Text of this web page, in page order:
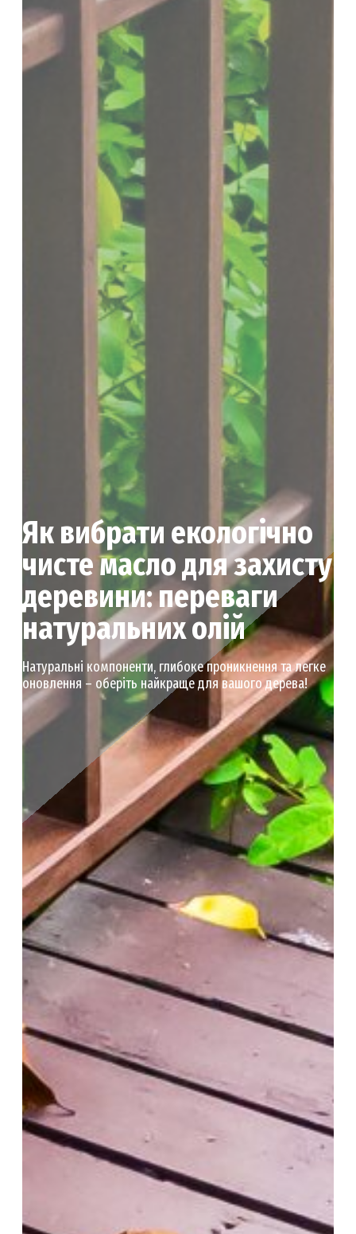
Як вибрати екологічно
чисте масло для захисту
деревини: переваги
натуральних олій
Натуральні компоненти, глибоке проникнення та легке
оновлення – оберіть найкраще для вашого дерева!